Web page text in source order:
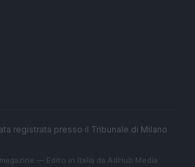
registrata presso il Tribunale di Milano
— Edito in Italia da AdHub Media